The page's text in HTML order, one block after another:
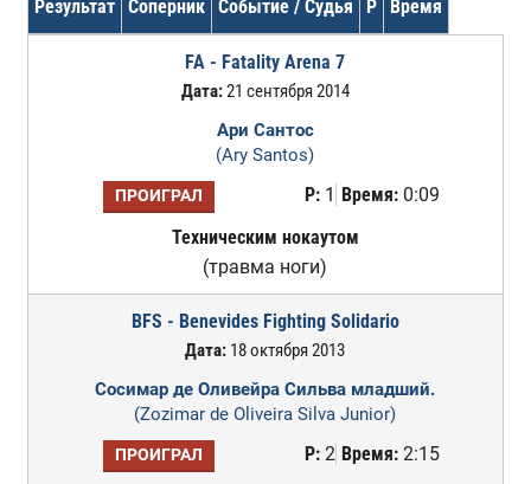
Результат Соперник Событие / Судья Р Время
FA - Fatality Arena 7
Дата:21 сентября 2014
Ари Сантос
(Ary Santos)
ПРОИГРАЛ Р:1 Время:0:09
Техническим нокаутом
(травма ноги)
BFS - Benevides Fighting Solidario
Дата: 18 октября 2013
Сосимар де Оливейра Сильва младший.
(Zozimar de Oliveira Silva Junior)
ПРОИГРАЛ Р:2 Время:2:15